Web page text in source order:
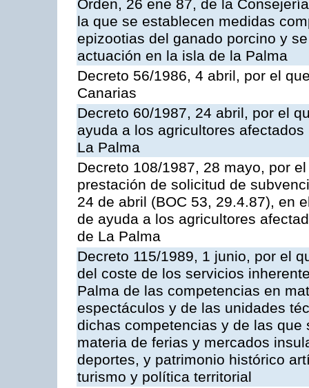
Orden, 26 ene 87, de la
la que se establecen medidas
epizootias del ganado porcino y
actuación en la isla de la Palma
Decreto 56/1986, 4 abril, por el
Canarias
Decreto 60/1987, 24 abril, por el
ayuda a los agricultores
La Palma
Decreto 108/1987, 28 mayo, por
prestación de solicitud de
24 de abril (BOC 53, 29.4.87), en
de ayuda a los agricultores
de La Palma
Decreto 115/1989, 1 junio, por el
del coste de los servicios
Palma de las competencias en
espectáculos y de las unidades
dichas competencias y de las
materia de ferias y mercados
deportes, y patrimonio histórico
turismo y política territorial